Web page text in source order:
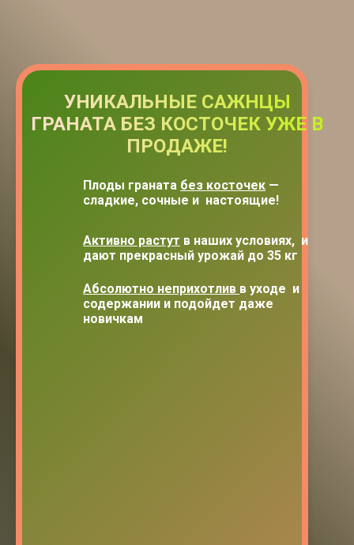
партия саженцев граната без косточек
УНИКАЛЬНЫЕ САЖНЦЫ
ГРАНАТА БЕЗ КОСТОЧЕК УЖЕ В
ПРОДАЖЕ!
Плоды граната без косточек —
сладкие, сочные и настоящие!
Активно растут в наших условиях, и
дают прекрасный урожай до 35 кг
Абсолютно неприхотлив в уходе и
содержании и подойдет даже
новичкам